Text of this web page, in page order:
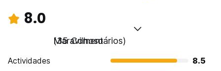
8.0
Maravilhoso
(35 Comentários)
Actividades
8.5